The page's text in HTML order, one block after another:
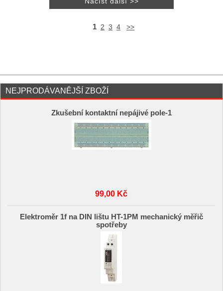
1 2 3 4 >>
NEJPRODÁVANĚJŠÍ ZBOŽÍ
Zkušební kontaktní nepájivé pole-1
99,00 Kč
Elektroměr 1f na DIN lištu HT-1PM mechanický měřič
spotřeby